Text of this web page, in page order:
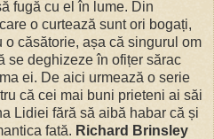
fugă cu el în lume. Din
o curtează sunt ori bogați,
căsătorie, așa că singurul om
se deghizeze în ofițer sărac
ei. De aici urmează o serie
că cei mai buni prieteni ai săi
Lidiei fără să aibă habar că și
fată. Richard Brinsley